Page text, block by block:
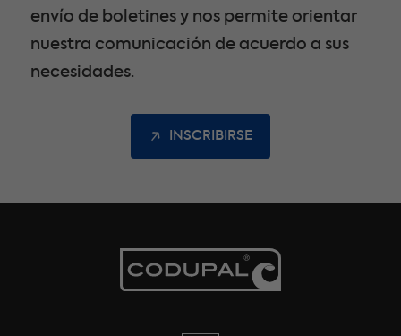
envío de boletines y nos permite orientar
nuestra comunicación de acuerdo a sus
necesidades.
INSCRIBIRSE